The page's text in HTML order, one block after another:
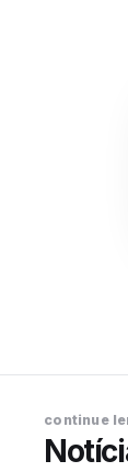
continue